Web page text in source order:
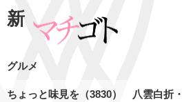
新
グルメ
ちょっと味見を（3830） 八雲白折